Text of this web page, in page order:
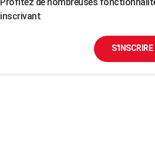
inscrivant
S'INSCRIRE